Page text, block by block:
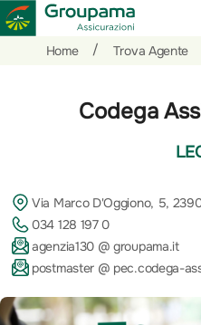
Home
/ Trova Agente
Codega
Via Marco D'Oggiono, 5,
034 128 197 0
agenzia130 @ groupama.it
postmaster @ pec.codega-